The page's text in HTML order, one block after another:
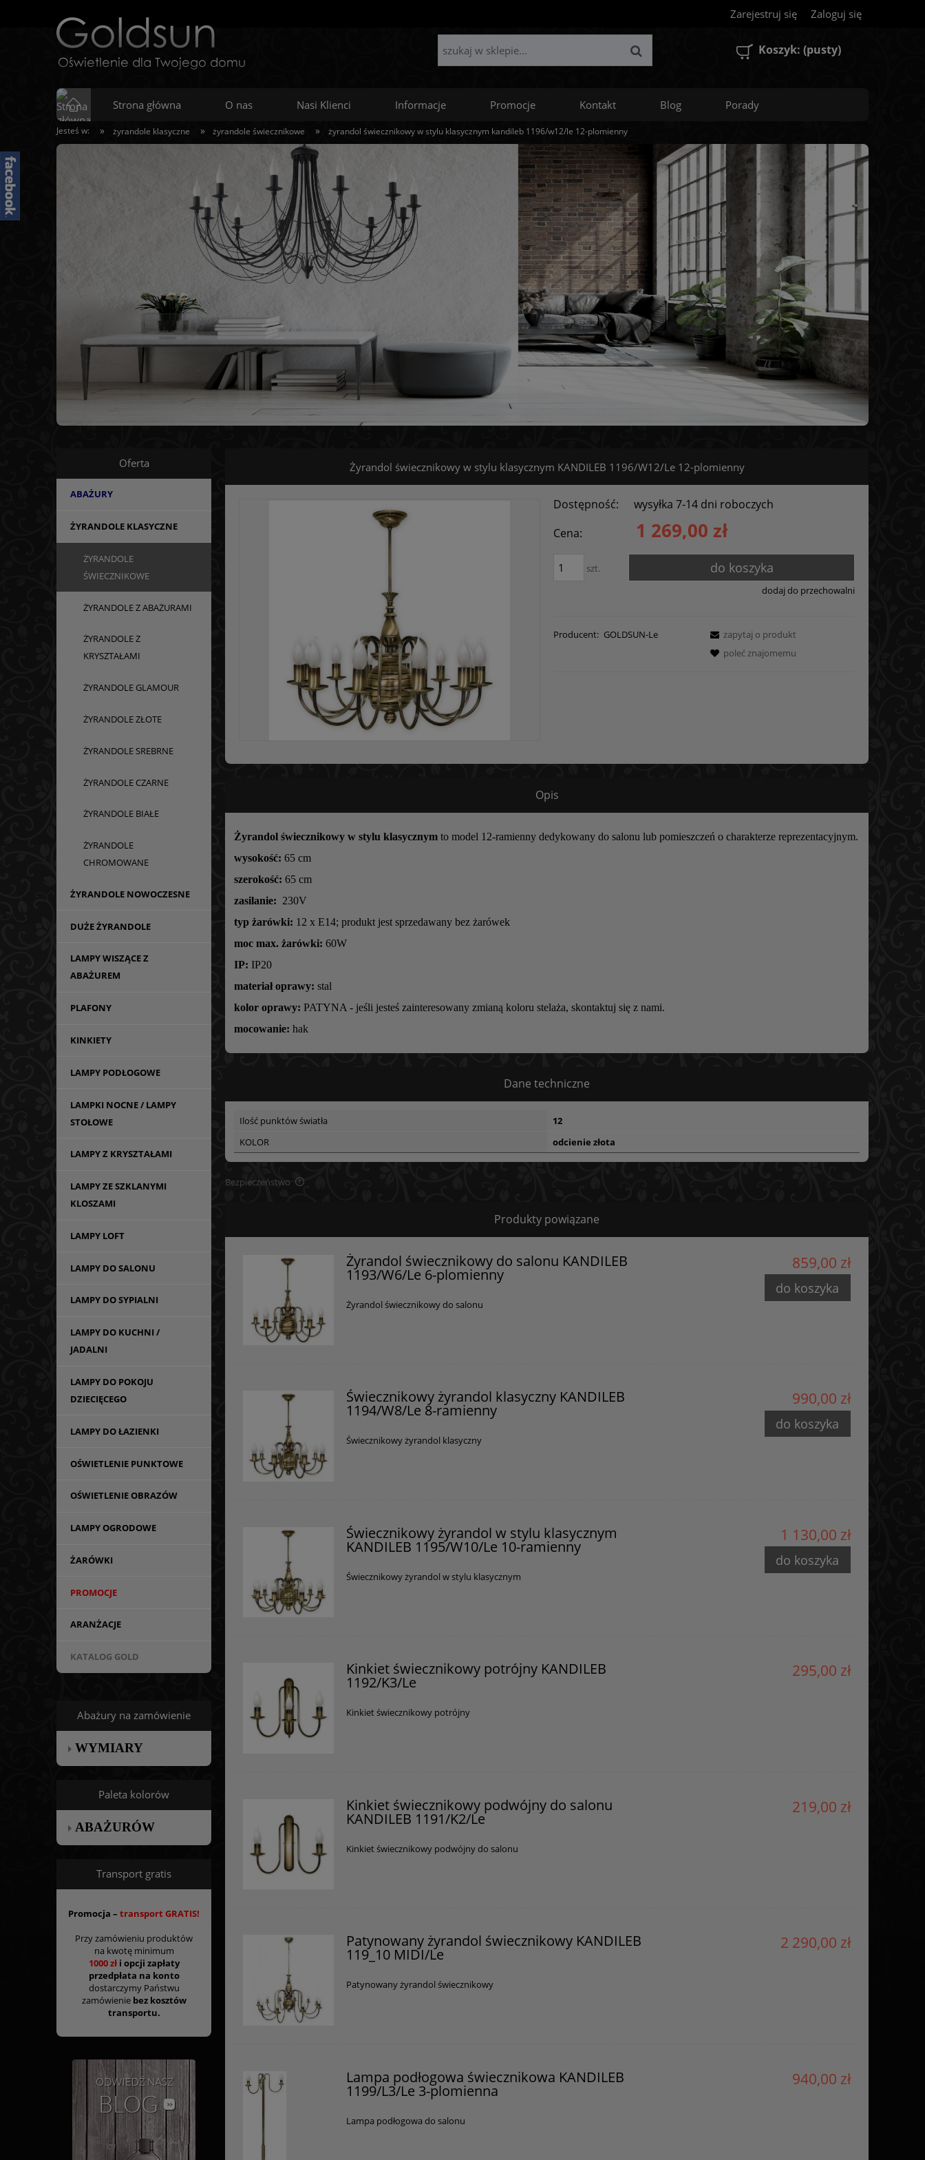
Zarejestruj się Zaloguj się
Koszyk: (pusty)
Strona główna O nas Nasi Klienci Informacje Promocje Kontakt Blog Porady
Jesteś w: » żyrandole klasyczne » żyrandole świecznikowe » żyrandol świecznikowy w stylu klasycznym kandileb 1196/w12/le 12-plomienny
Oferta
ABAŻURY
ŻYRANDOLE KLASYCZNE
ŻYRANDOLE
ŚWIECZNIKOWE
ŻYRANDOLE Z ABAŻURAMI
ŻYRANDOLE Z
KRYSZTAŁAMI
ŻYRANDOLE GLAMOUR
ŻYRANDOLE ZŁOTE
ŻYRANDOLE SREBRNE
ŻYRANDOLE CZARNE
ŻYRANDOLE BIAŁE
ŻYRANDOLE
CHROMOWANE
ŻYRANDOLE NOWOCZESNE
DUŻE ŻYRANDOLE
LAMPY WISZĄCE Z
ABAŻUREM
PLAFONY
KINKIETY
LAMPY PODŁOGOWE
LAMPKI NOCNE / LAMPY
STOŁOWE
LAMPY Z KRYSZTAŁAMI
LAMPY ZE SZKLANYMI
KLOSZAMI
LAMPY LOFT
LAMPY DO SALONU
LAMPY DO SYPIALNI
LAMPY DO KUCHNI /
JADALNI
LAMPY DO POKOJU
DZIECIĘCEGO
LAMPY DO ŁAZIENKI
OŚWIETLENIE PUNKTOWE
OŚWIETLENIE OBRAZÓW
LAMPY OGRODOWE
ŻARÓWKI
PROMOCJE
ARANŻACJE
KATALOG GOLD
Abażury na zamówienie
WYMIARY
Paleta kolorów
ABAŻURÓW
Transport gratis
Promocja – transport GRATIS!
Przy zamówieniu produktów
na kwotę minimum
1000 złi opcji zapłaty
przedpłata na konto
dostarczymy Państwu
zamówienie bez kosztów
transportu.
Żyrandol świecznikowy w stylu klasycznym KANDILEB 1196/W12/Le 12-plomienny
Dostępność:
wysyłka 7-14 dni roboczych
Cena:
1 269,00 zł
szt. do koszyka
dodaj do przechowalni
Producent: GOLDSUN-Le
zapytaj o produkt
poleć znajomemu
Opis
Żyrandol świecznikowy w stylu klasycznym to model 12-ramienny dedykowany do salonu lub pomieszczeń o charakterze reprezentacyjnym.
wysokość: 65 cm
szerokość: 65 cm
zasilanie: 230V
typ żarówki: 12 x E14; produkt jest sprzedawany bez żarówek
moc max. żarówki: 60W
IP: IP20
materiał oprawy: stal
kolor oprawy: PATYNA - jeśli jesteś zainteresowany zmianą koloru stelaża, skontaktuj się z nami.
mocowanie: hak
Dane techniczne
Ilość punktów światła
12
KOLOR
odcienie złota
Bezpieczeństwo
Certyfikaty i ostrzeżenie bezpieczeństwa
Posiada oznaczenie CE (zgodność z normami UE).
Producent
GOLDSUN
Starzyńskiego 6
Produkty powiązane
Żyrandol świecznikowy do salonu KANDILEB
1193/W6/Le 6-plomienny
Żyrandol świecznikowy do salonu
859,00 zł
do koszyka
Świecznikowy żyrandol klasyczny KANDILEB
1194/W8/Le 8-ramienny
Świecznikowy żyrandol klasyczny
990,00 zł
do koszyka
Świecznikowy żyrandol w stylu klasycznym
KANDILEB 1195/W10/Le 10-ramienny
Świecznikowy żyrandol w stylu klasycznym
1 130,00 zł
do koszyka
Kinkiet świecznikowy potrójny KANDILEB
1192/K3/Le
Kinkiet świecznikowy potrójny
295,00 zł
Kinkiet świecznikowy podwójny do salonu
KANDILEB 1191/K2/Le
Kinkiet świecznikowy podwójny do salonu
219,00 zł
Patynowany żyrandol świecznikowy KANDILEB
119_10 MIDI/Le
Patynowany żyrandol świecznikowy
2 290,00 zł
Lampa podłogowa świecznikowa KANDILEB
1199/L3/Le 3-plomienna
Lampa podłogowa do salonu
940,00 zł